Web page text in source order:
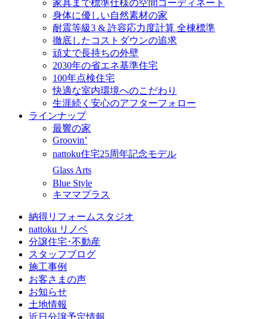
家具まで標準仕様の空間コーディネート
身体に優しい自然素材の家
耐震等級3 & 許容応力度計算 全棟標準
徹底したコストダウンの追求
頑丈で長持ちの外壁
2030年の省エネ基準住宅
100年点検住宅
快適な室内環境へのこだわり
生涯続く安心のアフターフォロー
ラインナップ
最響の家
Groovin’
nattoku住宅25周年記念モデル
Glass Arts
Blue Style
キママプラス
納得リフォームスタジオ
nattoku リノベ
分譲住宅･不動産
スタッフブログ
施工事例
お客さまの声
お知らせ
土地情報
近日分譲予定情報